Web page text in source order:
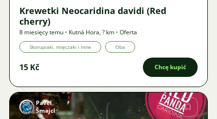
Krewetki Neocaridina davidi (Red
cherry)
8 miesięcy temu • Kutná Hora,? km • Oferta
Skorupiaki, mięczaki i inne Oba
15 Kč Chcę kupić
Pavel
Šmajcl